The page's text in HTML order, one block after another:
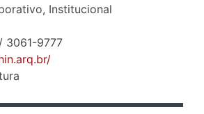
Institucional
3061-9777